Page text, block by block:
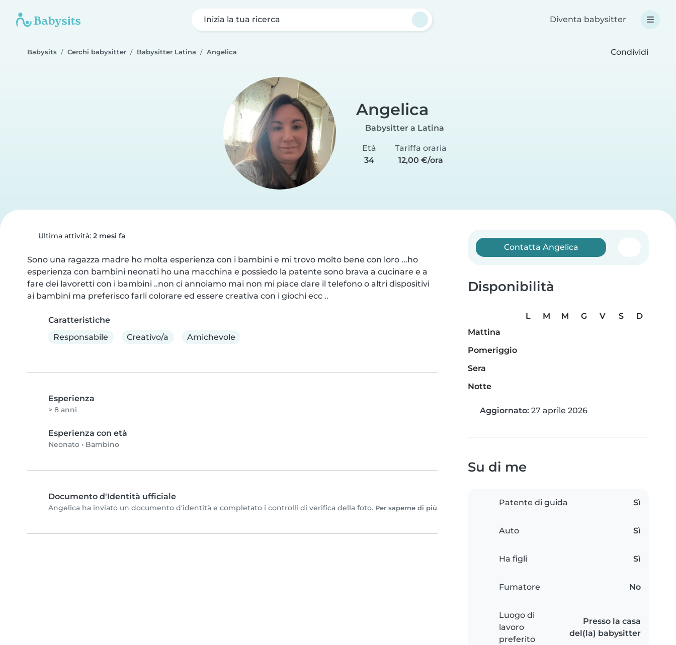
Inizia la tua ricerca Diventa babysitter
Babysits Cerchi babysitter Babysitter Latina Angelica Condividi
Angelica
Babysitter a Latina
Età
34
Tariffa oraria
12,00 €/ora
Ultima attività: 2 mesi fa
Sono una ragazza madre ho molta esperienza con i bambini e mi trovo molto bene con loro ...ho
esperienza con bambini neonati ho una macchina e possiedo la patente sono brava a cucinare e a
fare dei lavoretti con i bambini ..non ci annoiamo mai non mi piace dare il telefono o altri dispositivi
ai bambini ma preferisco farli colorare ed essere creativa con i giochi ecc ..
Caratteristiche
Responsabile
Creativo/a Amichevole
Esperienza
> 8 anni
Esperienza con età
Neonato • Bambino
Documento d'Identità ufficiale
Angelica ha inviato un documento d'identità e completato i controlli di verifica della foto. Per saperne di più
Contatta Angelica
Disponibilità
L M M G V S
D
Mattina
Pomeriggio
Sera
Notte
Aggiornato: 27 aprile 2026
Su di me
Patente di guida Sì
Auto Sì
Ha figli Sì
Fumatore No
Luogo di
lavoro
preferito
Presso la casa
del(la) babysitter